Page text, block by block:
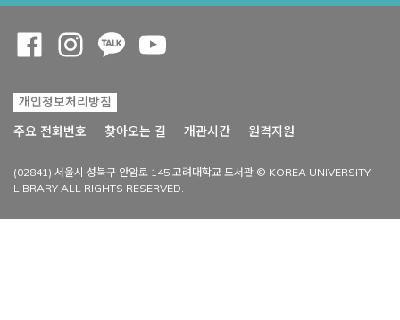
개인정보처리방침
주요 전화번호
찾아오는 길 개관시간 원격지원
(02841) 서울시 성북구 안암로 145 고려대학교 도서관 © KOREA UNIVERSITY
LIBRARY ALL RIGHTS RESERVED.
Opens a new window
Opens a new window
Opens a new window